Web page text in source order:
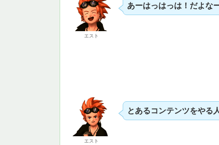
エスト
あーはっはっは！だよな
エスト
とあるコンテンツをやる